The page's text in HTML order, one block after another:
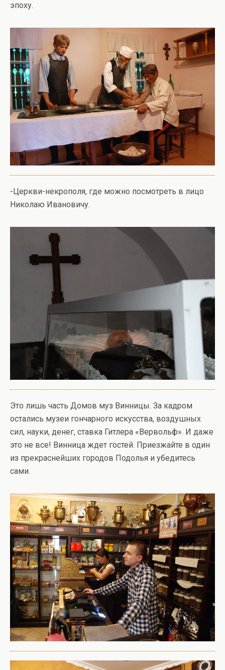
эпоху.
-Церкви-некрополя, где можно посмотреть в лицо
Николаю Ивановичу.
Это лишь часть Домов муз Винницы. За кадром
остались музеи гончарного искусства, воздушных
сил, науки, денег, ставка Гитлера «Вервольф». И даже
это не все! Винница ждет гостей. Приезжайте в один
из прекраснейших городов Подолья и убедитесь
сами.